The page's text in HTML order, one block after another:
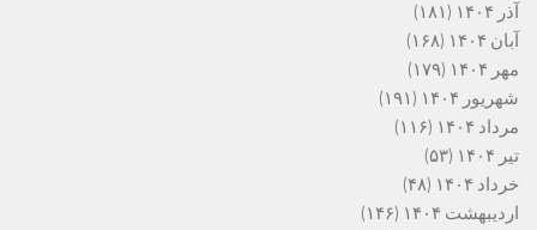
آذر ۱۴۰۴
(۱۸۱)
آبان ۱۴۰۴
(۱۶۸)
مهر ۱۴۰۴
(۱۷۹)
شهریور ۱۴۰۴
(۱۹۱)
مرداد ۱۴۰۴
(۱۱۶)
تیر ۱۴۰۴
(۵۳)
خرداد ۱۴۰۴
(۴۸)
اردیبهشت ۱۴۰۴
(۱۴۶)